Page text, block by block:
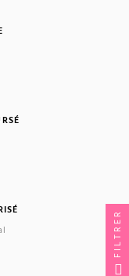
FILTRER